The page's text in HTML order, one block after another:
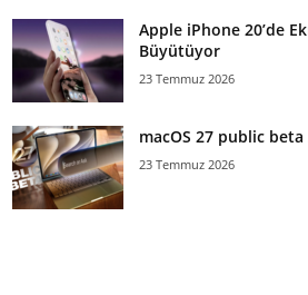
Apple iPhone 20’de
Büyütüyor
23 Temmuz 2026
macOS 27 public beta
23 Temmuz 2026